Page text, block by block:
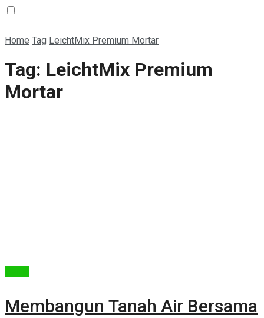
Home Tag LeichtMix Premium Mortar
Tag: LeichtMix Premium
Mortar
Membangun Tanah Air Bersama